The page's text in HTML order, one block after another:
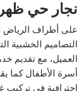
نجار حي
على أطراف الرياض
التصاميم الخشبية
العميل، مع تقديم
أسرة الأطفال كما
احترافية في تركيب